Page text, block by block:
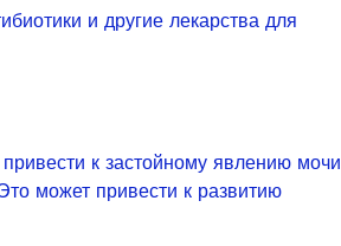
и другие лекарства для
к застойному явлению мочи
может привести к развитию